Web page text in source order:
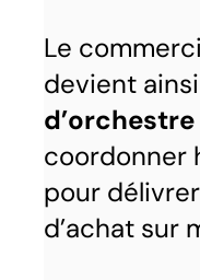
Le
devient
d’orchestre
coordonner
pour
d’achat sur